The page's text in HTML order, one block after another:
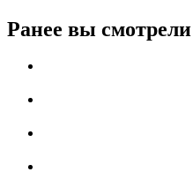
Ранее вы смотрели